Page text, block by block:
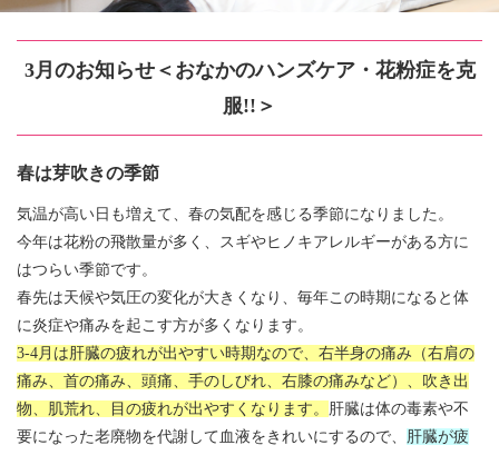
3月のお知らせ＜おなかのハンズケア・花粉症を克
服!!＞
春は芽吹きの季節
気温が高い日も増えて、春の気配を感じる季節になりました。
今年は花粉の飛散量が多く、スギやヒノキアレルギーがある方に
はつらい季節です。
春先は天候や気圧の変化が大きくなり、毎年この時期になると体
に炎症や痛みを起こす方が多くなります。
3-4月は肝臓の疲れが出やすい時期なので、右半身の痛み（右肩の
痛み、首の痛み、頭痛、手のしびれ、右膝の痛みなど）、吹き出
物、肌荒れ、目の疲れが出やすくなります。 肝臓は体の毒素や不
要になった老廃物を代謝して血液をきれいにするので、 肝臓が疲